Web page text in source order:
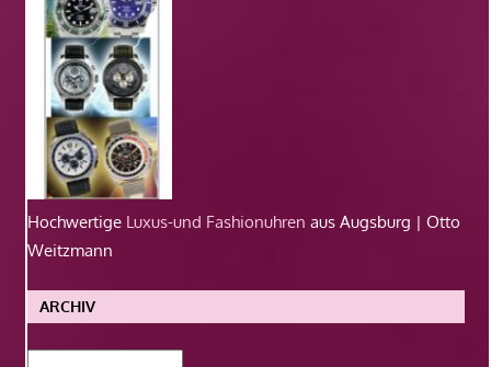
Hochwertige Luxus-und Fashionuhren aus Augsburg | Otto
Weitzmann
ARCHIV